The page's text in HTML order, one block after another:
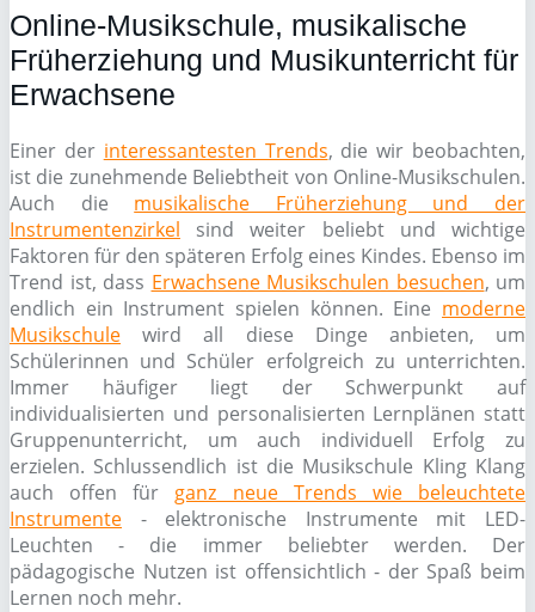
Online-Musikschule, musikalische
Früherziehung und Musikunterricht für
Erwachsene
Einer der interessantesten Trends, die wir beobachten,
ist die zunehmende Beliebtheit von Online-Musikschulen.
Auch die musikalische Früherziehung und der
Instrumentenzirkel sind weiter beliebt und wichtige
Faktoren für den späteren Erfolg eines Kindes. Ebenso im
Trend ist, dass Erwachsene Musikschulen besuchen, um
endlich ein Instrument spielen können. Eine moderne
Musikschule wird all diese Dinge anbieten, um
Schülerinnen und Schüler erfolgreich zu unterrichten.
Immer häufiger liegt der Schwerpunkt auf
individualisierten und personalisierten Lernplänen statt
Gruppenunterricht, um auch individuell Erfolg zu
erzielen. Schlussendlich ist die Musikschule Kling Klang
auch offen für ganz neue Trends wie beleuchtete
Instrumente - elektronische Instrumente mit LED-
Leuchten - die immer beliebter werden. Der
pädagogische Nutzen ist offensichtlich - der Spaß beim
Lernen noch mehr.